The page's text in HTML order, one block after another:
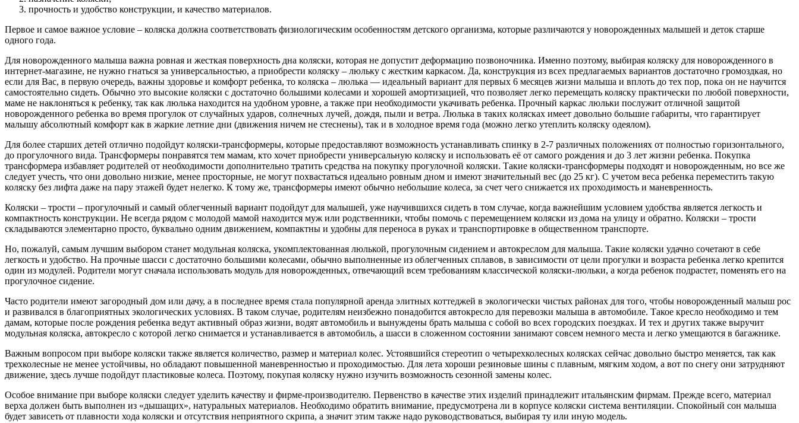
прочность и удобство конструкции, и качество материалов.
Первое и самое важное условие – коляска должна соответствовать физиологическим особенностям детского организма, которые различаются у новорожденных малышей и деток старше
одного года.
Для новорожденного малыша важна ровная и жесткая поверхность дна коляски, которая не допустит деформацию позвоночника. Именно поэтому, выбирая коляску для новорожденного в
интернет-магазине, не нужно гнаться за универсальностью, а приобрести коляску – люльку с жестким каркасом. Да, конструкция из всех предлагаемых вариантов достаточно громоздкая, но
если для Вас, в первую очередь, важны здоровье и комфорт ребенка, то коляска – люлька — идеальный вариант для первых 6 месяцев жизни малыша и вплоть до тех пор, пока он не научится
самостоятельно сидеть. Обычно это высокие коляски с достаточно большими колесами и хорошей амортизацией, что позволяет легко перемещать коляску практически по любой поверхности,
маме не наклоняться к ребенку, так как люлька находится на удобном уровне, а также при необходимости укачивать ребенка. Прочный каркас люльки послужит отличной защитой
новорожденного ребенка во время прогулок от случайных ударов, солнечных лучей, дождя, пыли и ветра. Люлька в таких колясках имеет довольно большие габариты, что гарантирует
малышу абсолютный комфорт как в жаркие летние дни (движения ничем не стеснены), так и в холодное время года (можно легко утеплить коляску одеялом).
Для более старших детей отлично подойдут коляски-трансформеры, которые предоставляют возможность устанавливать спинку в 2-7 различных положениях от полностью горизонтального,
до прогулочного вида. Трансформеры понравятся тем мамам, кто хочет приобрести универсальную коляску и использовать её от самого рождения и до 3 лет жизни ребенка. Покупка
трансформера избавляет родителей от необходимости дополнительно тратить средства на покупку прогулочной коляски. Такие коляски-трансформеры подходят и новорожденным, но все же
следует учесть, что они довольно низкие, менее просторные, не могут похвастаться идеально ровным дном и имеют значительный вес (до 25 кг). С учетом веса ребенка переместить такую
коляску без лифта даже на пару этажей будет нелегко. К тому же, трансформеры имеют обычно небольшие колеса, за счет чего снижается их проходимость и маневренность.
Коляски – трости – прогулочный и самый облегченный вариант подойдут для малышей, уже научившихся сидеть в том случае, когда важнейшим условием удобства является легкость и
компактность конструкции. Не всегда рядом с молодой мамой находится муж или родственники, чтобы помочь с перемещением коляски из дома на улицу и обратно. Коляски – трости
складываются элементарно просто, буквально одним движением, компактны и удобны для переноса в руках и транспортировке в общественном транспорте.
Но, пожалуй, самым лучшим выбором станет модульная коляска, укомплектованная люлькой, прогулочным сидением и автокреслом для малыша. Такие коляски удачно сочетают в себе
легкость и удобство. На прочные шасси с достаточно большими колесами, обычно выполненные из облегченных сплавов, в зависимости от цели прогулки и возраста ребенка легко крепится
один из модулей. Родители могут сначала использовать модуль для новорожденных, отвечающий всем требованиям классической коляски-люльки, а когда ребенок подрастет, поменять его на
прогулочное сидение.
Часто родители имеют загородный дом или дачу, а в последнее время стала популярной аренда элитных коттеджей в экологически чистых районах для того, чтобы новорожденный малыш рос
и развивался в благоприятных экологических условиях. В таком случае, родителям неизбежно понадобится автокресло для перевозки малыша в автомобиле. Такое кресло необходимо и тем
дамам, которые после рождения ребенка ведут активный образ жизни, водят автомобиль и вынуждены брать малыша с собой во всех городских поездках. И тех и других также выручит
модульная коляска, автокресло с которой легко снимается и устанавливается в автомобиль, а шасси в сложенном состоянии занимают совсем немного места и легко умещаются в багажнике.
Важным вопросом при выборе коляски также является количество, размер и материал колес. Устоявшийся стереотип о четырехколесных колясках сейчас довольно быстро меняется, так как
трехколесные не менее устойчивы, но обладают повышенной маневренностью и проходимостью. Для лета хороши резиновые шины с плавным, мягким ходом, а вот по снегу они затрудняют
движение, здесь лучше подойдут пластиковые колеса. Поэтому, покупая коляску нужно изучить возможность сезонной замены колес.
Особое внимание при выборе коляски следует уделить качеству и фирме-производителю. Первенство в качестве этих изделий принадлежит итальянским фирмам. Прежде всего, материал
верха должен быть выполнен из «дышащих», натуральных материалов. Необходимо обратить внимание, предусмотрена ли в корпусе коляски система вентиляции. Спокойный сон малыша
будет зависеть от плавности хода коляски и отсутствия неприятного скрипа, а значит этим также надо руководствоваться, выбирая ту или иную модель.